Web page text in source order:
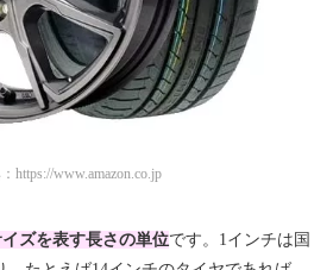
https://www.amazon.co.jp
ズを表す長さの単位です。1インチは国